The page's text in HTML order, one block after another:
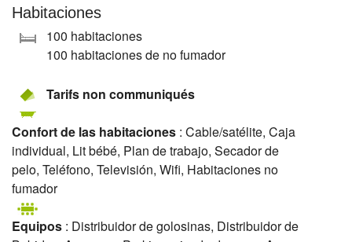
Habitaciones
100 habitaciones
100 habitaciones de no fumador
Tarifs non communiqués
Confort de las habitaciones : Cable/satélite, Caja
individual, Lit bébé, Plan de trabajo, Secador de
pelo, Teléfono, Televisión, Wifi, Habitaciones no
fumador
Equipos : Distribuidor de golosinas, Distribuidor de